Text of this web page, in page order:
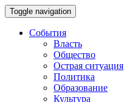
Toggle navigation
События
Власть
Общество
Острая ситуация
Политика
Образование
Культура